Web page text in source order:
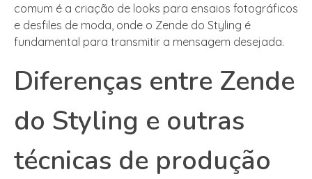
comum é a criação de looks para ensaios fotográficos
e desfiles de moda, onde o Zende do Styling é
fundamental para transmitir a mensagem desejada.
Diferenças entre Zende
do Styling e outras
técnicas de produção